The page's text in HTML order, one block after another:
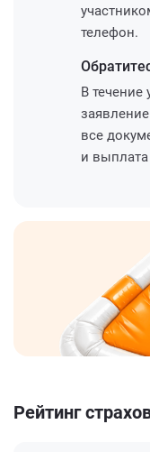
телефон.
В течение
все
и
Рейтинг